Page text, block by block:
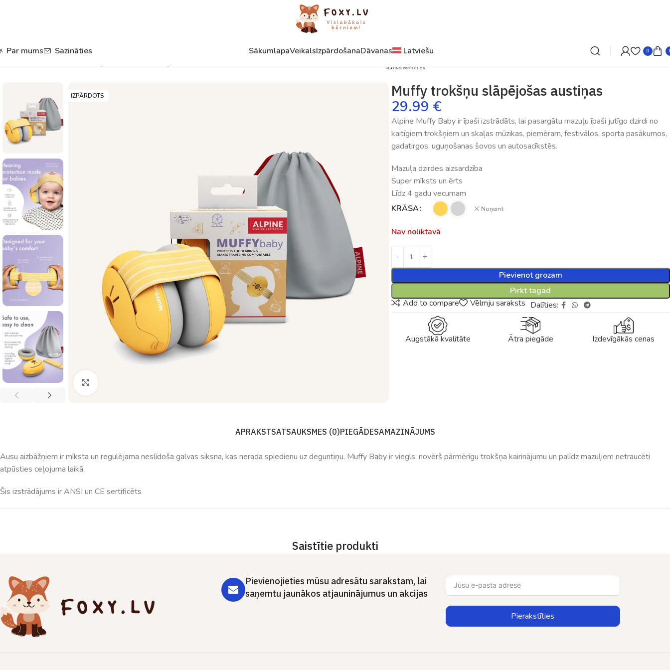
Par mums Sazināties SākumlapaVeikalsIzpārdošanaDāvanas Latviešu 0
IZPĀRDOTS Muffy trokšņu slāpējošas austiņas
29.99 €
Alpine Muffy Baby ir īpaši izstrādāts, lai pasargātu mazuļu īpaši jutīgo dzirdi no
kaitīgiem trokšņiem un skaļas mūzikas, piemēram, festivālos, sporta pasākumos,
gadatirgos, uguņošanas šovos un autosacīkstēs.
Mazuļa dzirdes aizsardzība
Super mīksts un ērts
Līdz 4 gadu vecumam
KRĀSA
Noņemt
Nav noliktavā
Pievienot grozam
Pirkt tagad
Add to compare
Vēlmju saraksts Dalīties:
Augstākā kvalitāte Ātra piegāde Izdevīgākās cenas
APRAKSTSATSAUKSMES (0)PIEGĀDESAMAZINĀJUMS
Ausu aizbāžņiem ir mīksta un regulējama neslīdoša galvas siksna, kas nerada spiedienu uz deguntiņu. Muffy Baby ir viegls, novērš pārmērīgu trokšņa kairinājumu un palīdz mazuļiem netraucēti
atpūsties ceļojuma laikā.
Šis izstrādājums ir ANSI un CE sertificēts
Saistītie produkti
Pievienojieties mūsu adresātu sarakstam, lai
saņemtu jaunākos atjauninājumus un akcijas
Pierakstīties